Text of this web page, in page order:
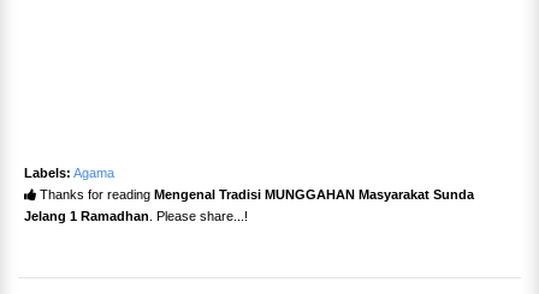
Labels: Agama
Thanks for reading Mengenal Tradisi MUNGGAHAN Masyarakat Sunda
Jelang 1 Ramadhan. Please share...!